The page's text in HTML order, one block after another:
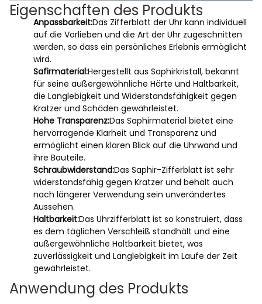
Eigenschaften des Produkts
Anpassbarkeit:Das Zifferblatt der Uhr kann individuell
auf die Vorlieben und die Art der Uhr zugeschnitten
werden, so dass ein persönliches Erlebnis ermöglicht
wird.
Safirmaterial:Hergestellt aus Saphirkristall, bekannt
für seine außergewöhnliche Härte und Haltbarkeit,
die Langlebigkeit und Widerstandsfähigkeit gegen
Kratzer und Schäden gewährleistet.
Hohe Transparenz:Das Saphirmaterial bietet eine
hervorragende Klarheit und Transparenz und
ermöglicht einen klaren Blick auf die Uhrwand und
ihre Bauteile.
Schraubwiderstand:Das Saphir-Zifferblatt ist sehr
widerstandsfähig gegen Kratzer und behält auch
nach längerer Verwendung sein unverändertes
Aussehen.
Haltbarkeit:Das Uhrzifferblatt ist so konstruiert, dass
es dem täglichen Verschleiß standhält und eine
außergewöhnliche Haltbarkeit bietet, was
zuverlässigkeit und Langlebigkeit im Laufe der Zeit
gewährleistet.
Anwendung des Produkts